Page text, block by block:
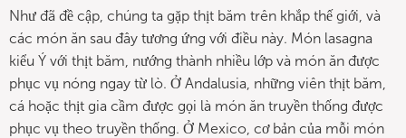
Như đã đề cập, chúng ta gặp thịt băm trên khắp thế giới, và
các món ăn sau đây tương ứng với điều này. Món lasagna
kiểu Ý với thịt băm, nướng thành nhiều lớp và món ăn được
phục vụ nóng ngay từ lò. Ở Andalusia, những viên thịt băm,
cá hoặc thịt gia cầm được gọi là món ăn truyền thống được
phục vụ theo truyền thống. Ở Mexico, cơ bản của mỗi món